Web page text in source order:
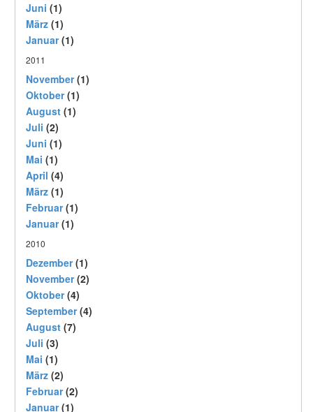
Juni (1)
März (1)
Januar(1)
2011
November(1)
Oktober(1)
August (1)
Juli (2)
Juni (1)
Mai (1)
April (4)
März (1)
Februar(1)
Januar(1)
2010
Dezember(1)
November(2)
Oktober(4)
September(4)
August (7)
Juli (3)
Mai (1)
März (2)
Februar(2)
Januar(1)